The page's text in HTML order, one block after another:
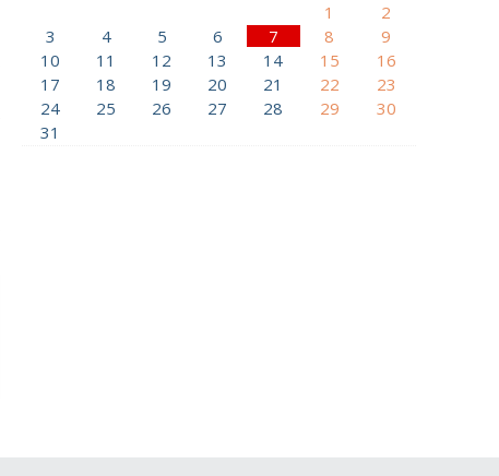
1
2
3
4 5 6 7 8
9
10
11 12 13 14 15
16
17
18 19 20 21 22
23
24
25 26 27 28 29
30
31